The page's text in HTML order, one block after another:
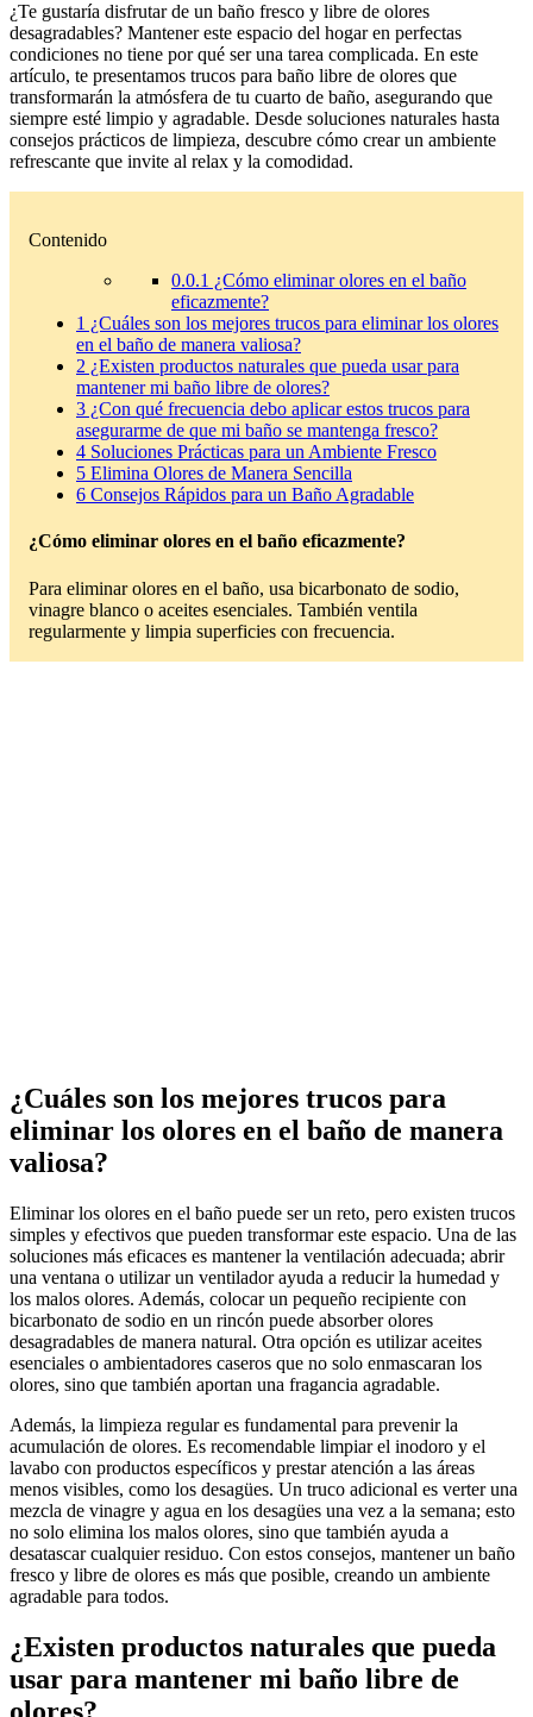
¿Te gustaría disfrutar de un baño fresco y libre de olores
desagradables? Mantener este espacio del hogar en perfectas
condiciones no tiene por qué ser una tarea complicada. En este
artículo, te presentamos trucos para baño libre de olores que
transformarán la atmósfera de tu cuarto de baño, asegurando que
siempre esté limpio y agradable. Desde soluciones naturales hasta
consejos prácticos de limpieza, descubre cómo crear un ambiente
refrescante que invite al relax y la comodidad.
Contenido
0.0.1 ¿Cómo eliminar olores en el baño
eficazmente?
1 ¿Cuáles son los mejores trucos para eliminar los olores
en el baño de manera valiosa?
2 ¿Existen productos naturales que pueda usar para
mantener mi baño libre de olores?
3 ¿Con qué frecuencia debo aplicar estos trucos para
asegurarme de que mi baño se mantenga fresco?
4 Soluciones Prácticas para un Ambiente Fresco
5 Elimina Olores de Manera Sencilla
6 Consejos Rápidos para un Baño Agradable
¿Cómo eliminar olores en el baño eficazmente?
Para eliminar olores en el baño, usa bicarbonato de sodio,
vinagre blanco o aceites esenciales. También ventila
regularmente y limpia superficies con frecuencia.
¿Cuáles son los mejores trucos para
eliminar los olores en el baño de manera
valiosa?
Eliminar los olores en el baño puede ser un reto, pero existen trucos
simples y efectivos que pueden transformar este espacio. Una de las
soluciones más eficaces es mantener la ventilación adecuada; abrir
una ventana o utilizar un ventilador ayuda a reducir la humedad y
los malos olores. Además, colocar un pequeño recipiente con
bicarbonato de sodio en un rincón puede absorber olores
desagradables de manera natural. Otra opción es utilizar aceites
esenciales o ambientadores caseros que no solo enmascaran los
olores, sino que también aportan una fragancia agradable.
Además, la limpieza regular es fundamental para prevenir la
acumulación de olores. Es recomendable limpiar el inodoro y el
lavabo con productos específicos y prestar atención a las áreas
menos visibles, como los desagües. Un truco adicional es verter una
mezcla de vinagre y agua en los desagües una vez a la semana; esto
no solo elimina los malos olores, sino que también ayuda a
desatascar cualquier residuo. Con estos consejos, mantener un baño
fresco y libre de olores es más que posible, creando un ambiente
agradable para todos.
¿Existen productos naturales que pueda
usar para mantener mi baño libre de